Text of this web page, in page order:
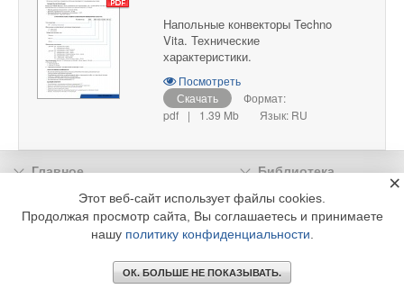
Напольные конвекторы Techno
Vita. Технические
характеристики.
Посмотреть
Скачать
Формат:
pdf
| 1.39 Mb Язык: RU
Главное
Библиотека
Подписка
Реклама
Информация
© 2002 - 2026 OOO Издательский дом «МЕДИА ТЕХНОЛОДЖИ» +7 (495) 665-00-
Этот веб-сайт использует файлы cookies.
Продолжая просмотр сайта, Вы соглашаетесь и принимаете
нашу политику конфиденциальности
ОК. БОЛЬШЕ НЕ ПОКАЗЫВАТЬ.
×